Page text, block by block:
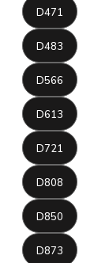
D471
D483
D566
D613
D721
D808
D850
D873